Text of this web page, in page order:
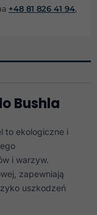
+48 81 826 41 94,
Bushla
to ekologiczne i
i warzyw.
zapewniają
uszkodzeń